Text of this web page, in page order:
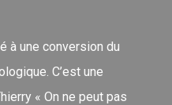
à une conversion du
C’est une
« On ne peut pas